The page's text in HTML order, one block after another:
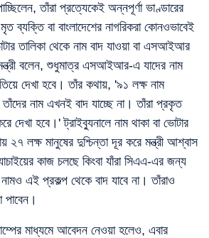
তাঁরা প্রত্যেকেই অন্নপূর্ণা ভাণ্ডারের
বা বাংলাদেশের নাগরিকরা কোনওভাবেই
তালিকা থেকে নাম বাদ যাওয়া বা এসআইআর
বলেন, শুধুমাত্র এসআইআর-এ যাদের নাম
দেখা হবে। তাঁর কথায়, '৯১ লক্ষ নাম
তাঁদের নাম এখনই বাদ যাচ্ছে না। তাঁরা প্রকৃত
দেখা হবে।' ট্রাইব্যুনালে নাম থাকা বা ভোটার
২৭ লক্ষ মানুষের দুশ্চিন্তা দূর করে মন্ত্রী আশ্বাস
কাজ চলছে কিংবা যাঁরা সিএএ-এর জন্য
এই প্রকল্প থেকে বাদ যাবে না। তাঁরাও
পাবেন।
মাধ্যমে আবেদন নেওয়া হলেও, এবার